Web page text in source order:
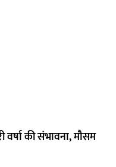
वर्षा की संभावना, मौसम